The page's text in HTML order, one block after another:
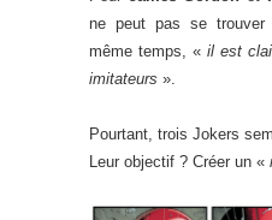
ne peut pas se
même temps, « il est
imitateurs ».
Pourtant, trois Jokers
Leur objectif ? Créer un «